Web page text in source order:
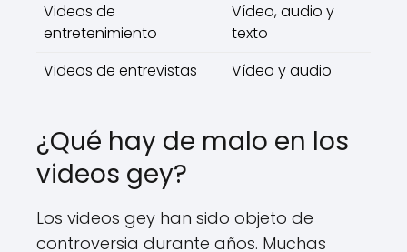
Videos de
entretenimiento
Vídeo, audio y
texto
Videos de entrevistas
Vídeo y audio
¿Qué hay de malo en los
videos gey?
Los videos gey han sido objeto de
controversia durante años. Muchas